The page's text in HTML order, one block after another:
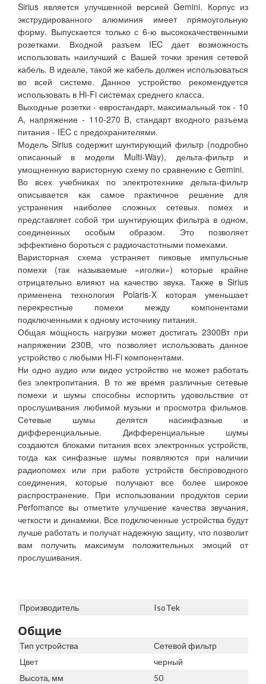
Sirius является улучшенной версией Gemini. Корпус из
экструдированного алюминия имеет прямоугольную
форму. Выпускается только с 6-ю высококачественными
розетками. Входной разъем IEC дает возможность
использовать наилучший с Вашей точки зрения сетевой
кабель. В идеале, такой же кабель должен использоваться
во всей системе. Данное устройство рекомендуется
использовать в Hi-Fi системах среднего класса.
Выходные розетки - евростандарт, максимальный ток - 10
А, напряжение - 110-270 В, стандарт входного разъема
питания - IEC с предохранителями.
Модель Sirius содержит шунтирующий фильтр (подробно
описанный в модели Multi-Way), дельта-фильтр и
умощненную варисторную схему по сравнению с Gemini.
Во всех учебниках по электротехнике дельта-фильтр
описывается как самое практичное решение для
устранения наиболее сложных сетевых помех и
представляет собой три шунтирующих фильтра в одном,
соединенных особым образом. Это позволяет
эффективно бороться с радиочастотными помехами.
Варисторная схема устраняет пиковые импульсные
помехи (так называемые «иголки») которые крайне
отрицательно влияют на качество звука. Также в Sirius
применена технология Polaris-X которая уменьшает
перекрестные помехи между компонентами
подключенными к одному источнику питания.
Общая мощность нагрузки может достигать 2300Вт при
напряжении 230В, что позволяет использовать данное
устройство с любыми Hi-Fi компонентами.
Ни одно аудио или видео устройство не может работать
без электропитания. В то же время различные сетевые
помехи и шумы способны испортить удовольствие от
прослушивания любимой музыки и просмотра фильмов.
Сетевые шумы делятся насинфазные и
дифференциальные. Дифференциальные шумы
создаются блоками питания всех электронных устройств,
тогда как синфазные шумы появляются при наличии
радиопомех или при работе устройств беспроводного
соединения, которые получают все более широкое
распространение. При использовании продуктов серии
Perfomance вы отметите улучшение качества звучания,
четкости и динамики. Все подключенные устройства будут
лучше работать и получат надежную защиту, что позволит
вам получить максимум положительных эмоций от
прослушивания.
Производитель IsoTek
Общие
Тип устройства
Сетевой фильтр
Цвет
черный
Высота, мм
50